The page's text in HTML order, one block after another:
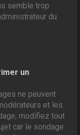
semble trop
du
un
ne peuvent
et les
modifiez tout
car le sondage